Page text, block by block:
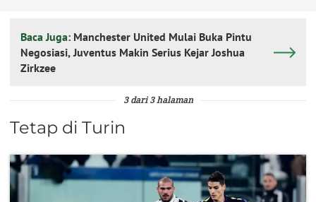
Baca Juga: Manchester United Mulai Buka Pintu
Negosiasi, Juventus Makin Serius Kejar Joshua
Zirkzee
3 dari 3 halaman
Tetap di Turin